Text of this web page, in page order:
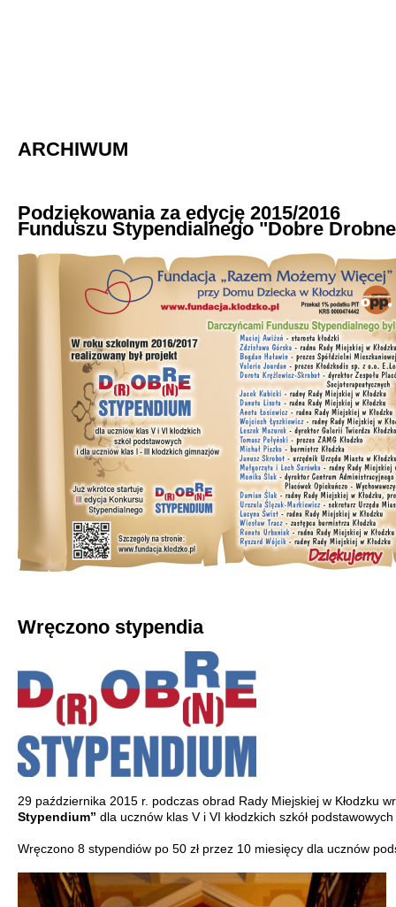
ARCHIWUM
Podziękowania za edycję 2015/2016
Funduszu Stypendialnego "Dobre
Wręczono stypendia
29 października 2015 r. podczas obrad Rady Miejskiej w Kłodzku
Stypendium” dla ucznów klas V i VI kłodzkich szkół
Wręczono 8 stypendiów po 50 zł przez 10 miesięcy dla ucznów